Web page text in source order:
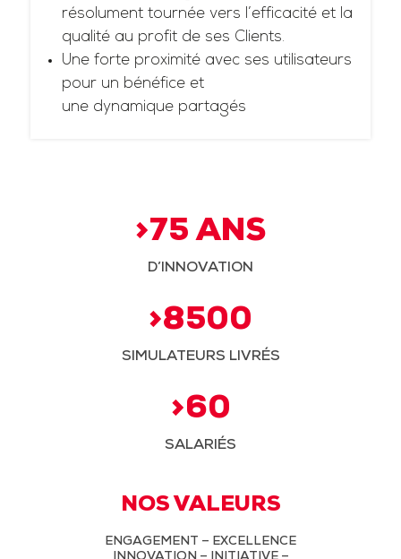
résolument tournée vers l’efficacité et la
qualité au profit de ses Clients.
Une forte proximité avec ses utilisateurs
pour un bénéfice et
une dynamique partagés
>75 ANS
D’INNOVATION
>8500
SIMULATEURS LIVRÉS
>60
SALARIÉS
NOS VALEURS
ENGAGEMENT – EXCELLENCE